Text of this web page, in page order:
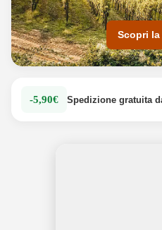
Scopri
-5,90€ Spedizione gratuita